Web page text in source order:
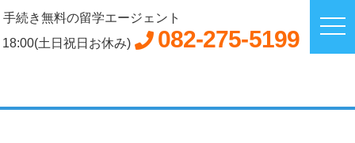
手続き無料の留学エージェント
土日祝日お休み)
082-275-5199